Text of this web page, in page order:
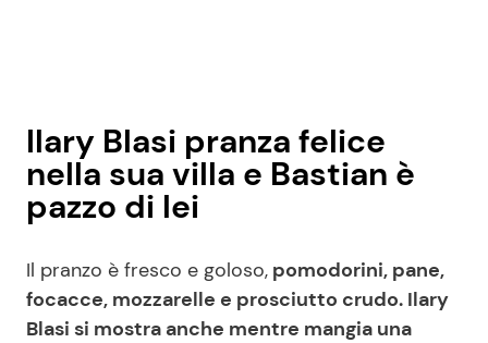
Privacy Policy
Ilary Blasi pranza felice
nella sua villa e Bastian è
pazzo di lei
Il pranzo è fresco e goloso, pomodorini, pane,
focacce, mozzarelle e prosciutto crudo. Ilary
Blasi si mostra anche mentre mangia una